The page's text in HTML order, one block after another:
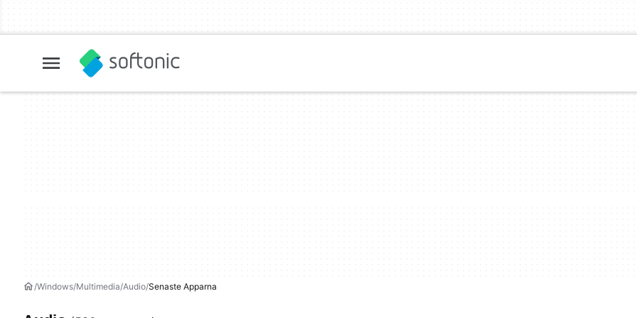
Windows Multimedia Audio Senaste Apparna